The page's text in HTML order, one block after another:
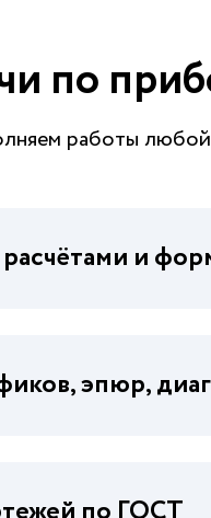
по
работы
и
эпюр,